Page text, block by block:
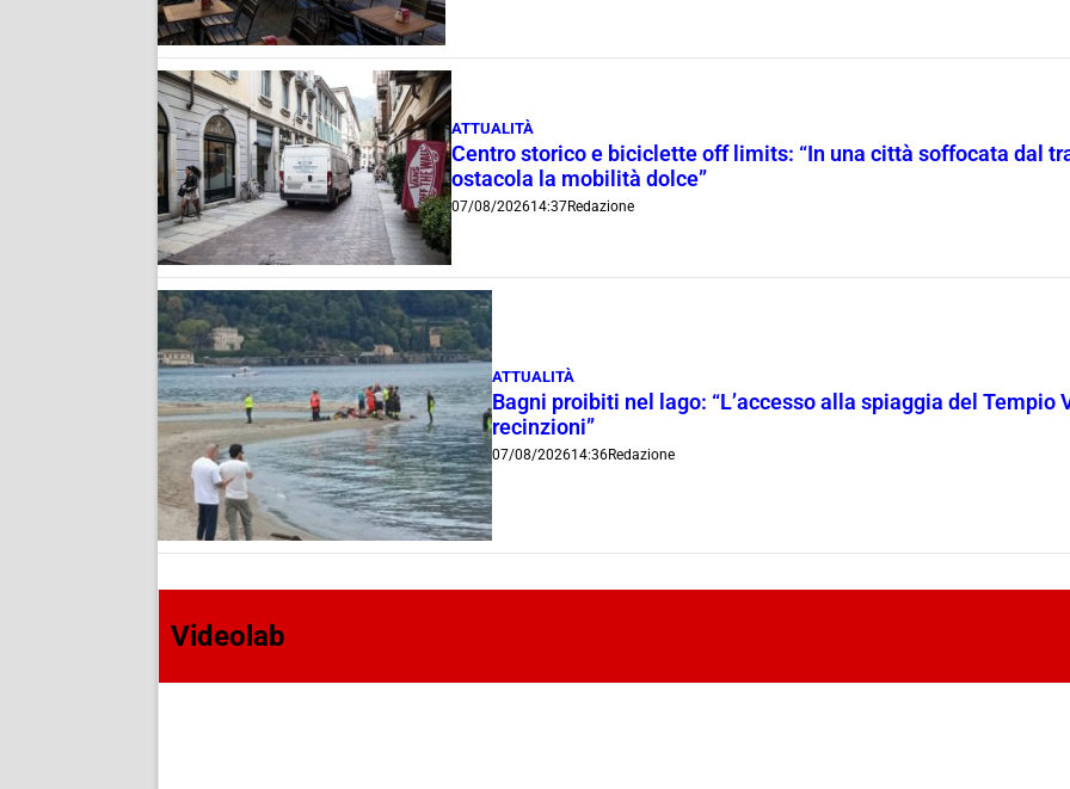
ATTUALITÀ
Centro storico e biciclette off limits: “In una città soffocata dal
ostacola la mobilità dolce”
07/08/202614:37Redazione
ATTUALITÀ
Bagni proibiti nel lago: “L’accesso alla spiaggia del
recinzioni”
07/08/202614:36Redazione
Videolab